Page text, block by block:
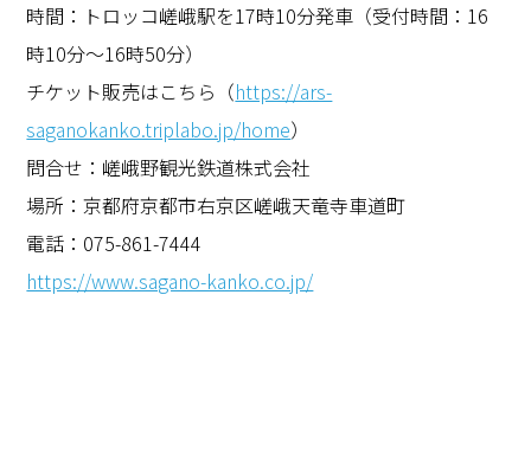
時間：トロッコ嵯峨駅を17時10分発車（受付時間：16
時10分～16時50分）
チケット販売はこちら（https://ars-
saganokanko.triplabo.jp/home）
問合せ：嵯峨野観光鉄道株式会社
場所：京都府京都市右京区嵯峨天竜寺車道町
電話：075-861-7444
https://www.sagano-kanko.co.jp/